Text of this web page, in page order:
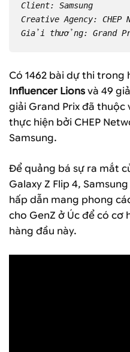
Client: Samsung
Creative Agency:
Giải thưởng: Grand
Có 1462 bài dự thi trong
Influencer Lions và 49
giải Grand Prix đã thuộc
thực hiện bởi CHEP
Samsung.
Để quảng bá sự ra mắt
Galaxy Z Flip 4,
hấp dẫn mang phong
cho GenZ ở Úc để có cơ
hàng đầu này.